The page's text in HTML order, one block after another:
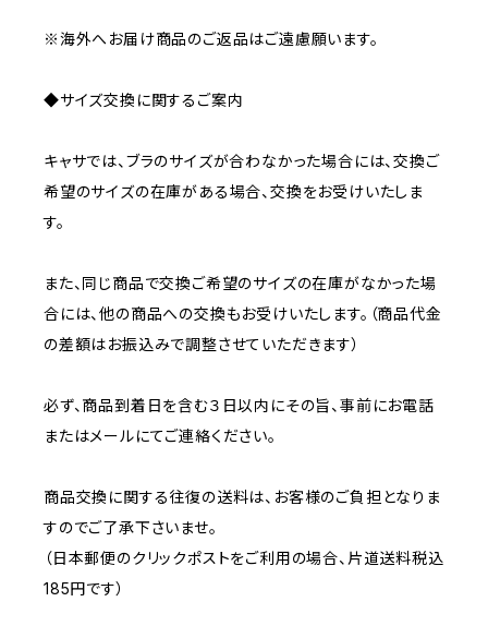
※海外へお届け商品のご返品はご遠慮願います。
◆サイズ交換に関するご案内
キャサでは、ブラのサイズが合わなかった場合には、交換ご
希望のサイズの在庫がある場合、交換をお受けいたしま
す。
また、同じ商品で交換ご希望のサイズの在庫がなかった場
合には、他の商品への交換もお受けいたします。（商品代金
の差額はお振込みで調整させていただきます）
必ず、商品到着日を含む３日以内にその旨、事前にお電話
またはメールにてご連絡ください。
商品交換に関する往復の送料は、お客様のご負担となりま
すのでご了承下さいませ。
（日本郵便のクリックポストをご利用の場合、片道送料税込
185円です）